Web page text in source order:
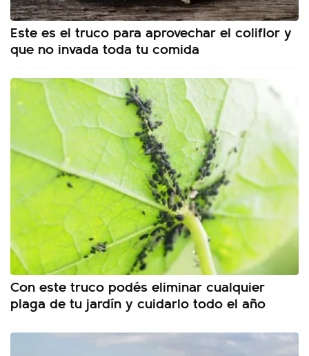
Este es el truco para aprovechar el coliflor y
que no invada toda tu comida
Con este truco podés eliminar cualquier
plaga de tu jardín y cuidarlo todo el año